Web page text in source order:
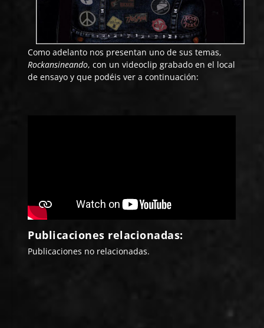
Como adelanto nos presentan uno de sus temas,
Rockansineando, con un videoclip grabado en el local
de ensayo y que podéis ver a continuación:
Publicaciones relacionadas:
Publicaciones no relacionadas.